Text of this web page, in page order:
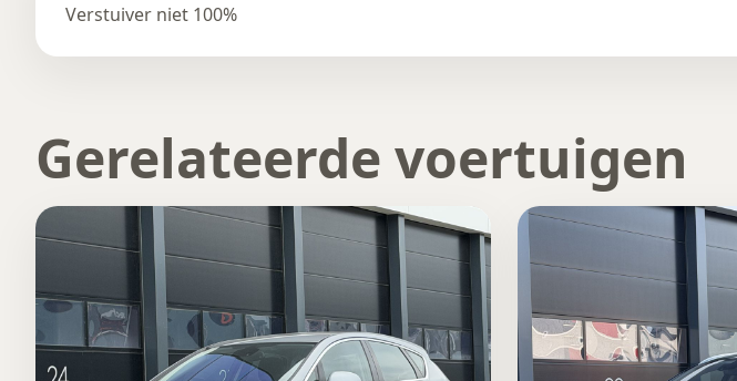
Verstuiver niet 100%
Gerelateerde voertuigen